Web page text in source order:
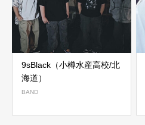
9sBlack（小樽水産高校/北
海道）
BAND